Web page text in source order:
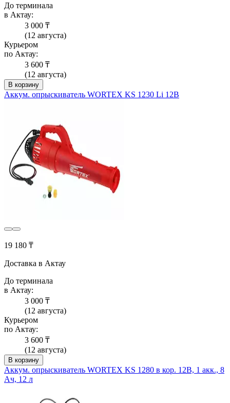
До терминала
в Актау:
3 000 ₸
(12 августа)
Курьером
по Актау:
3 600 ₸
(12 августа)
В корзину
Аккум. опрыскиватель WORTEX KS 1230 Li 12В
19 180 ₸
Доставка в Актау
До терминала
в Актау:
3 000 ₸
(12 августа)
Курьером
по Актау:
3 600 ₸
(12 августа)
В корзину
Аккум. опрыскиватель WORTEX KS 1280 в кор. 12В, 1 акк., 8
Ач, 12 л